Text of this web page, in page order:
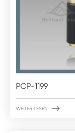
PCP-1199
WEITER LESEN 